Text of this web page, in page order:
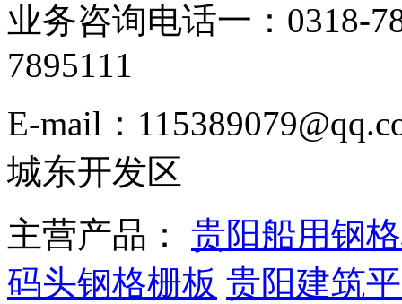
业务咨询电话一：0318-
7895111
E-mail：
城东开发区
主营产品： 贵阳船用钢
码头钢格栅板 贵阳建筑